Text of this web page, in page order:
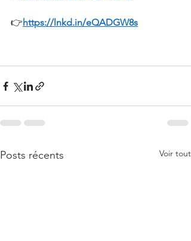
👉https://lnkd.in/eQADGW8s
Posts récents Voir tout